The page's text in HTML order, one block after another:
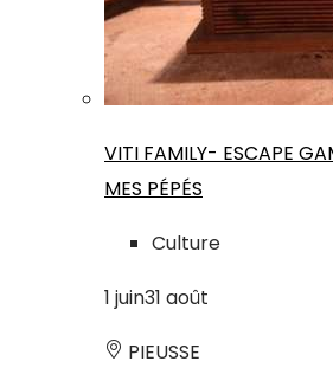
VITI FAMILY- ESCAPE
MES PÉPÉS
Culture
1 juin31 août
PIEUSSE